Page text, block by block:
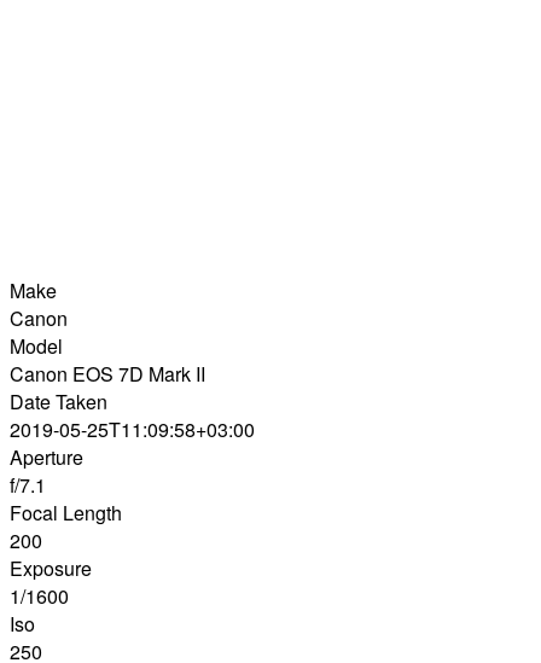
Make
Canon
Model
Canon EOS 7D Mark II
Date Taken
2019-05-25T11:09:58+03:00
Aperture
f/7.1
Focal Length
200
Exposure
1/1600
Iso
250